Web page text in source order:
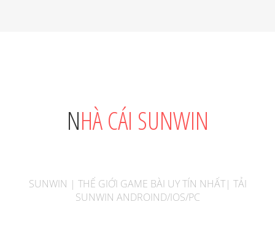
NHÀ CÁI SUNWIN
SUNWIN | THẾ GIỚI GAME BÀI UY TÍN NHẤT| TẢI
SUNWIN ANDROIND/IOS/PC